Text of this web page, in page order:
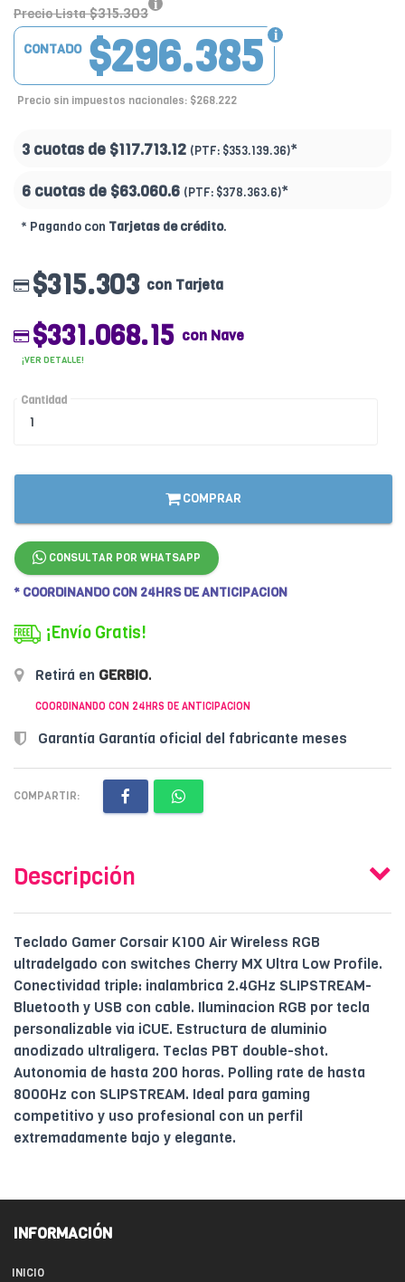
Precio Lista $315.303
$296.385
CONTADO
Precio sin impuestos nacionales: $268.222
3 cuotas de $117.713.12 (PTF: $353.139.36)*
6 cuotas de $63.060.6 (PTF: $378.363.6)*
* Pagando con Tarjetas de crédito.
$315.303 con Tarjeta
$331.068.15 con Nave
¡VER DETALLE!
Cantidad
COMPRAR
CONSULTAR POR WHATSAPP
* COORDINANDO CON 24HRS DE ANTICIPACION
¡Envío Gratis!
Retirá en GERBIO.
COORDINANDO CON 24HRS DE ANTICIPACION
Garantía Garantía oficial del fabricante meses
COMPARTIR:
Descripción
Teclado Gamer Corsair K100 Air Wireless RGB
ultradelgado con switches Cherry MX Ultra Low Profile.
Conectividad triple: inalambrica 2.4GHz SLIPSTREAM-
Bluetooth y USB con cable. Iluminacion RGB por tecla
personalizable via iCUE. Estructura de aluminio
anodizado ultraligera. Teclas PBT double-shot.
Autonomia de hasta 200 horas. Polling rate de hasta
8000Hz con SLIPSTREAM. Ideal para gaming
competitivo y uso profesional con un perfil
extremadamente bajo y elegante.
INFORMACIÓN
INICIO